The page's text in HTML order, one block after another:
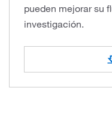
pueden mejorar su
investigación.